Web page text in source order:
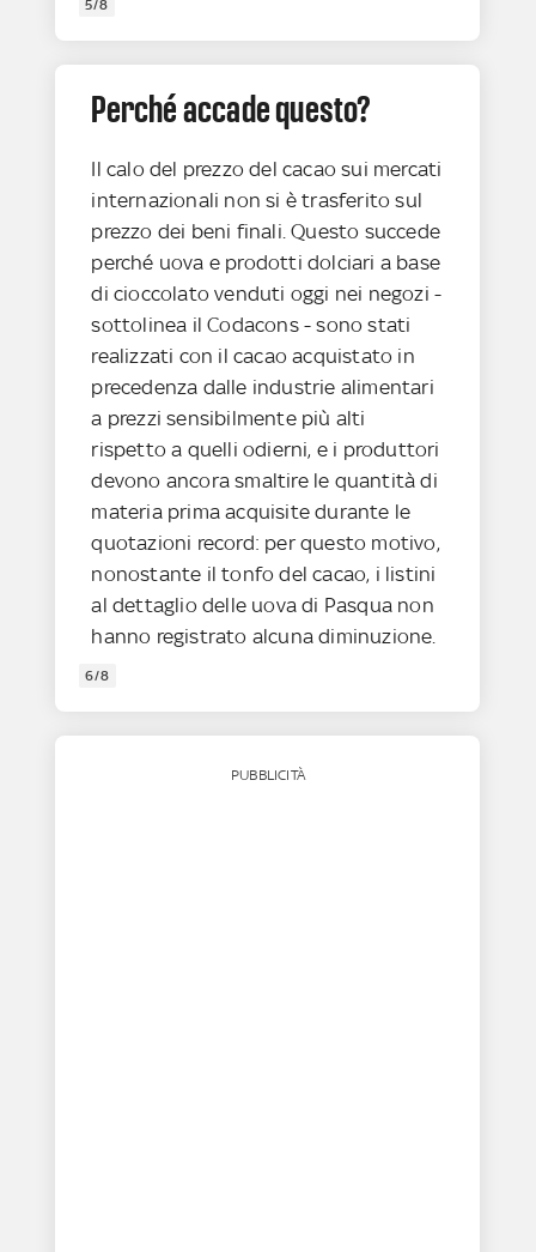
5/8
Perché accade questo?
Il calo del prezzo del cacao sui mercati
internazionali non si è trasferito sul
prezzo dei beni finali. Questo succede
perché uova e prodotti dolciari a base
di cioccolato venduti oggi nei negozi -
sottolinea il Codacons - sono stati
realizzati con il cacao acquistato in
precedenza dalle industrie alimentari
a prezzi sensibilmente più alti
rispetto a quelli odierni, e i produttori
devono ancora smaltire le quantità di
materia prima acquisite durante le
quotazioni record: per questo motivo,
nonostante il tonfo del cacao, i listini
al dettaglio delle uova di Pasqua non
hanno registrato alcuna diminuzione.
6/8
PUBBLICITÀ